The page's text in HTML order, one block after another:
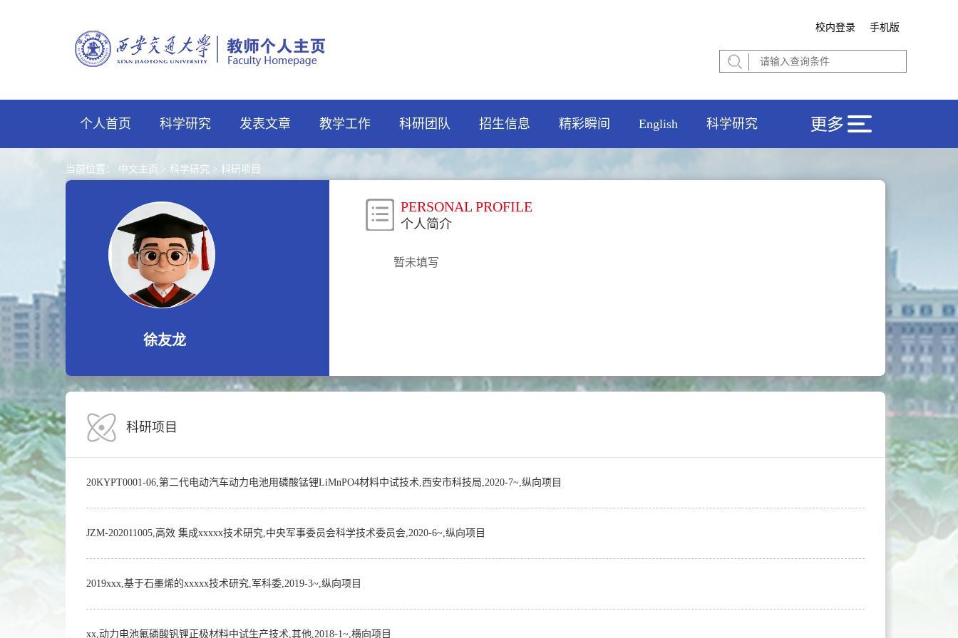
校内登录 手机版
个人首页 科学研究 发表文章 教学工作 科研团队 招生信息 精彩瞬间 English 科学研究
当前位置： 中文主页 > 科学研究 > 科研项目
徐友龙
PERSONAL PROFILE
个人简介
暂未填写
科研项目
20KYPT0001-06,第二代电动汽车动力电池用磷酸锰锂LiMnPO4材料中试技术,西安市科技局,2020-7~,纵向项目
JZM-202011005,高效 集成xxxxx技术研究,中央军事委员会科学技术委员会,2020-6~,纵向项目
2019xxx,基于石墨烯的xxxxx技术研究,军科委,2019-3~,纵向项目
xx,动力电池氟磷酸钒锂正极材料中试生产技术,其他,2018-1~,横向项目